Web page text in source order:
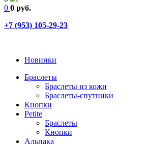
0 0 руб.
+7 (953) 105-29-23
Новинки
Браслеты
Браслеты из кожи
Браслеты-спутники
Кнопки
Petite
Браслеты
Кнопки
Альпака